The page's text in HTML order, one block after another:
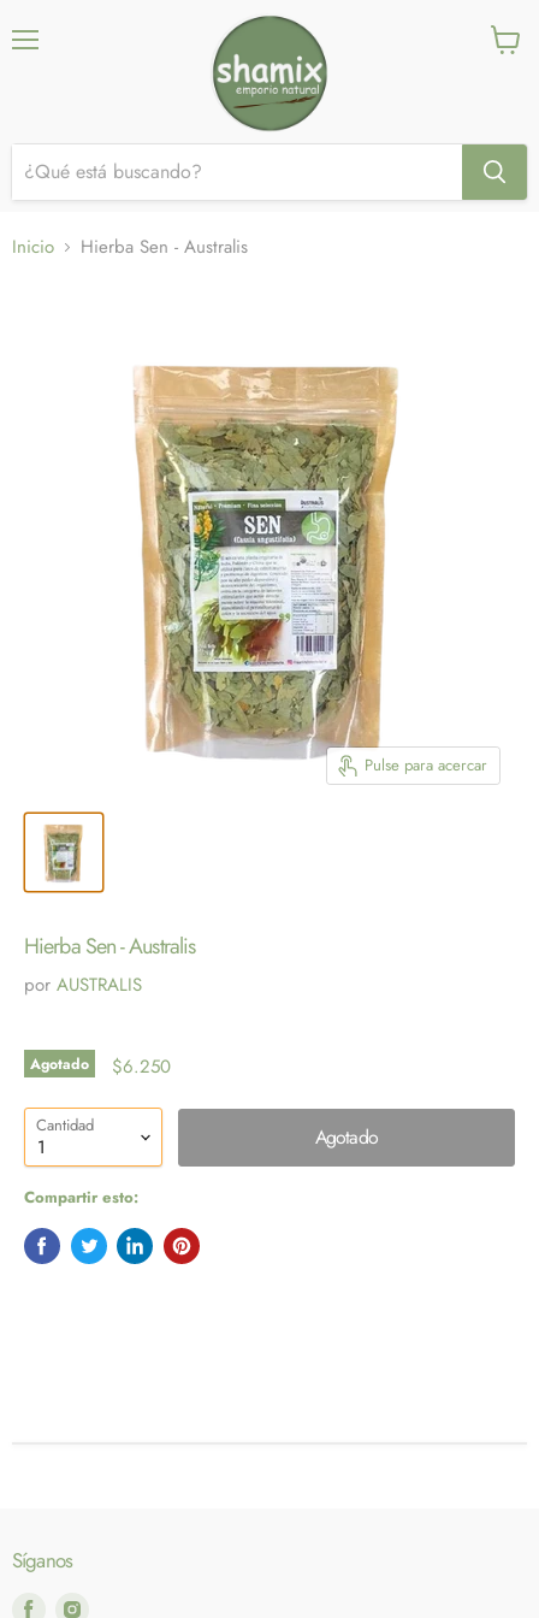
Inicio Hierba Sen - Australis
Pulse para acercar
Hierba Sen - Australis
por AUSTRALIS
Agotado $6.250
Cantidad Agotado
Compartir esto:
Síganos
Encuéntrenos